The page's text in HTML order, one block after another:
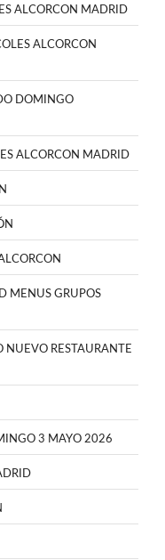
ALCORCON MADRID
ALCORCON
DOMINGO
ALCORCON MADRID
MENUS GRUPOS
RESTAURANTE
3 MAYO 2026